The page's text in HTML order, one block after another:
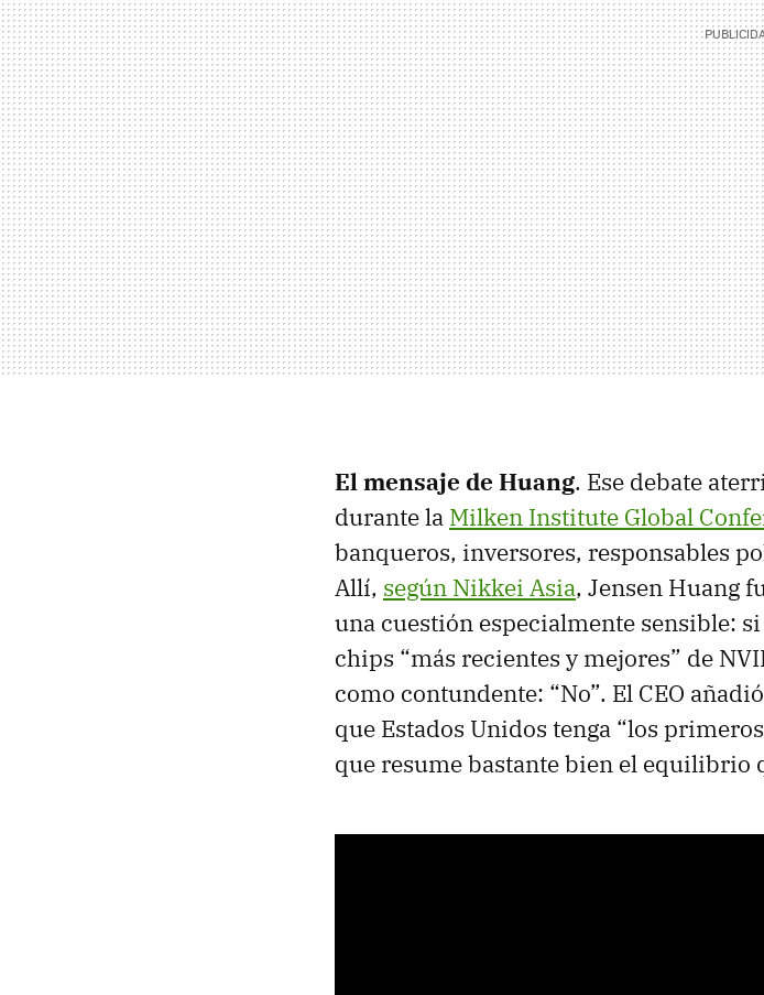
El mensaje de Huang. Ese debate
durante la Milken Institute Global
banqueros, inversores, responsables
Allí, según Nikkei Asia, Jensen Huang
una cuestión especialmente sensible:
chips “más recientes y mejores” de
como contundente: “No”. El CEO
que Estados Unidos tenga “los
que resume bastante bien el equilibrio